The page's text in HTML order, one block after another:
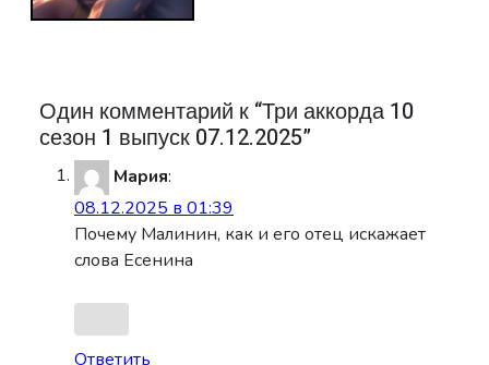
Один комментарий к “Три аккорда 10
сезон 1 выпуск 07.12.2025”
Мария:
08.12.2025 в 01:39
Почему Малинин, как и его отец искажает
слова Есенина
Ответить